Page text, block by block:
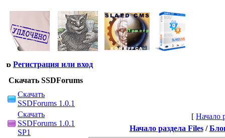
Регистрация или вход
Скачать SSDForums
Скачать
SSDForums 1.0.1
Скачать
SSDForums 1.0.1
SP1
[ Начало
Начало раздела Files/